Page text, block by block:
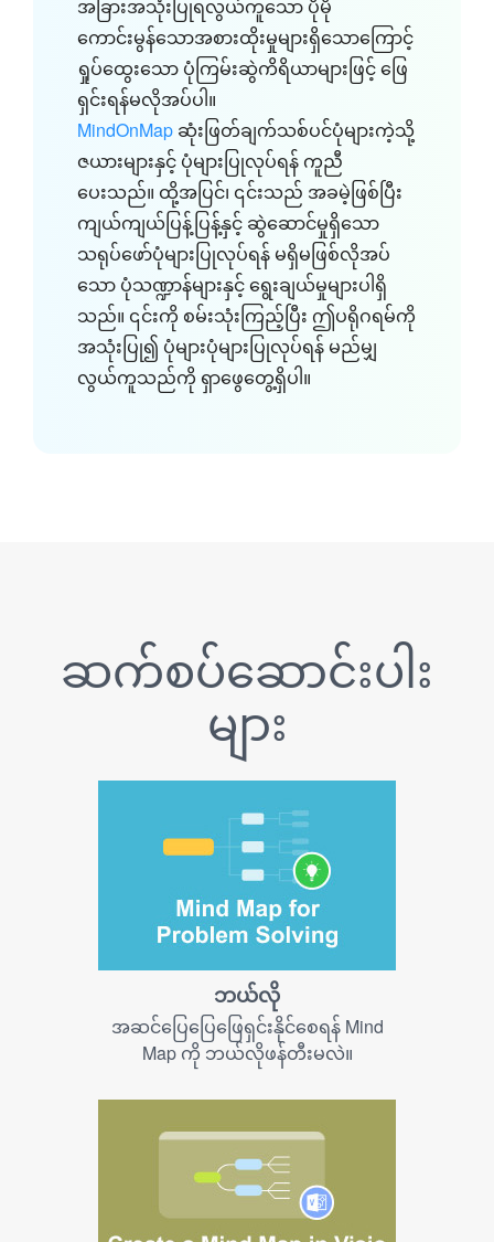
အခြားအသုံးပြုရလွယ်ကူသော ပိုမို
ကောင်းမွန်သောအစားထိုးမှုများရှိသောကြောင့်
ရှုပ်ထွေးသော ပုံကြမ်းဆွဲကိရိယာများဖြင့် ဖြေ
ရှင်းရန်မလိုအပ်ပါ။
MindOnMap ဆုံးဖြတ်ချက်သစ်ပင်ပုံများကဲ့သို့
ဇယားများနှင့် ပုံများပြုလုပ်ရန် ကူညီ
ပေးသည်။ ထို့အပြင်၊ ၎င်းသည် အခမဲ့ဖြစ်ပြီး
ကျယ်ကျယ်ပြန့်ပြန့်နှင့် ဆွဲဆောင်မှုရှိသော
သရုပ်ဖော်ပုံများပြုလုပ်ရန် မရှိမဖြစ်လိုအပ်
သော ပုံသဏ္ဍာန်များနှင့် ရွေးချယ်မှုများပါရှိ
သည်။ ၎င်းကို စမ်းသုံးကြည့်ပြီး ဤပရိုဂရမ်ကို
အသုံးပြု၍ ပုံများပုံများပြုလုပ်ရန် မည်မျှ
လွယ်ကူသည်ကို ရှာဖွေတွေ့ရှိပါ။
ဆက်စပ်ဆောင်းပါး
များ
ဘယ်လို
အဆင်ပြေပြေဖြေရှင်းနိုင်စေရန် Mind
Map ကို ဘယ်လိုဖန်တီးမလဲ။